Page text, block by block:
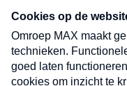
CONTACT